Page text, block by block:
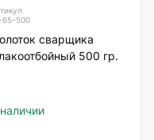
65-500
сварщика
500 гр.